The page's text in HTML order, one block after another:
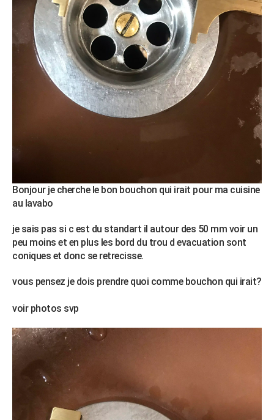
Destinations
City break
Voyage nature
Voyage de noces
Forum
ClimatPHOTO
GUIDES D'ACHAT
BONS PLANS
CARTE DE VOEUX
Carte Saint-Valentin
Carte d'anniversaire
S'inscrire
Se connecter
Lycées
Collèges
Primaires
Universités
Entreprises
Service militaire
Avis de recherche
AVIS DE DÉCÈS
Bricolage
Lifestyle
Culture
Sport
Auto
Television
Voyage
Cinema
Bonjour je cherche le bon bouchon qui irait pour ma cuisine
au lavabo
je sais pas si c est du standart il autour des 50 mm voir un
peu moins et en plus les bord du trou d evacuation sont
coniques et donc se retrecisse.
vous pensez je dois prendre quoi comme bouchon qui irait?
voir photos svp